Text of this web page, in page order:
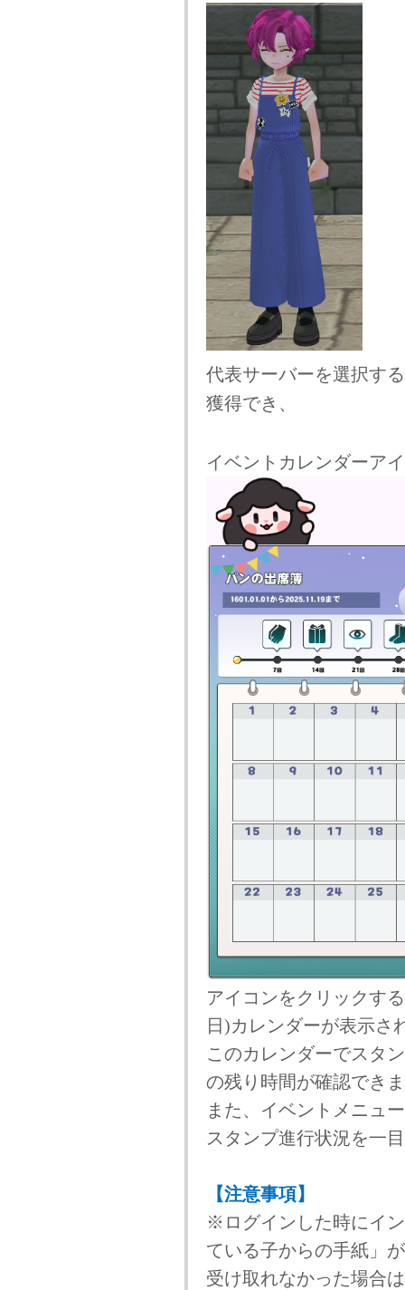
代表サーバーを選択す
獲得でき、
イベントカレンダーア
アイコンをクリックす
日)カレンダーが表示さ
このカレンダーでスタ
の残り時間が確認でき
また、イベントメニュ
スタンプ進行状況を一
【注意事項】
※ログインした時にイ
ている子からの手紙」
受け取れなかった場合